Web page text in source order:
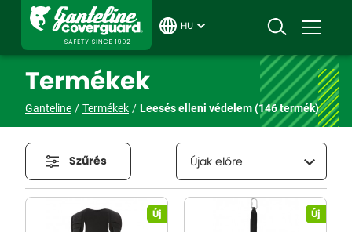
HU
Termékek
Ganteline Termékek Leesés elleni védelem(146 termék)
Szűrés Újak előre
Új Új